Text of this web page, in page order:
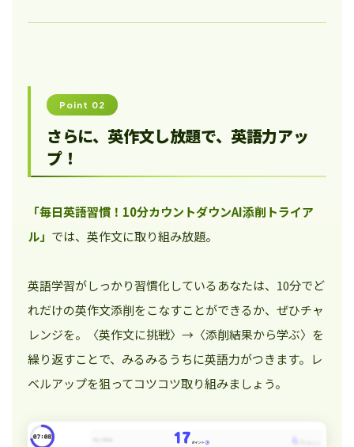
Point 02
さらに、英作文し放題で、英語力アッ
プ！
「毎日英語習慣！10分カウントダウンAI添削トライア
ル」 では、英作文に取り組み放題。
英語学習がしっかり習慣化しているあなたは、10分でど
れだけの英作文添削をこなすことができるか、ぜひチャ
レンジを。〈英作文に挑戦〉→〈添削結果から学ぶ〉を
繰り返すことで、みるみるうちに英語力がつきます。レ
ベルアップを狙ってコツコツ取り組みましょう。